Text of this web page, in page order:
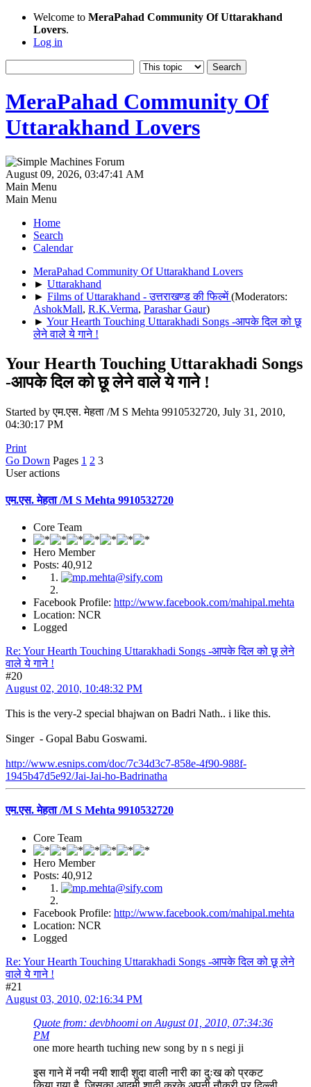
Welcome to MeraPahad Community Of Uttarakhand
Lovers.
Log in
MeraPahad Community Of
Uttarakhand Lovers
August 09, 2026, 03:47:41 AM
Main Menu
Main Menu
Home
Search
Calendar
MeraPahad Community Of Uttarakhand Lovers
► Uttarakhand
► Films of Uttarakhand - उत्तराखण्ड की फिल्में(Moderators:
AshokMall, R.K.Verma, Parashar Gaur)
► Your Hearth Touching Uttarakhadi Songs -आपके दिल को छू
लेने वाले ये गाने !
Your Hearth Touching Uttarakhadi Songs
-आपके दिल को छू लेने वाले ये गाने !
Started by एम.एस. मेहता /M S Mehta 9910532720, July 31, 2010,
04:30:17 PM
Print
Go Down Pages 1 2 3
User actions
एम.एस. मेहता /M S Mehta 9910532720
Core Team
Hero Member
Posts: 40,912
Facebook Profile: http://www.facebook.com/mahipal.mehta
Location: NCR
Logged
Re: Your Hearth Touching Uttarakhadi Songs -आपके दिल को छू लेने
वाले ये गाने !
#20
August 02, 2010, 10:48:32 PM
This is the very-2 special bhajwan on Badri Nath.. i like this.
Singer - Gopal Babu Goswami.
http://www.esnips.com/doc/7c34d3c7-858e-4f90-988f-
1945b47d5e92/Jai-Jai-ho-Badrinatha
एम.एस. मेहता /M S Mehta 9910532720
Core Team
Hero Member
Posts: 40,912
Facebook Profile: http://www.facebook.com/mahipal.mehta
Location: NCR
Logged
Re: Your Hearth Touching Uttarakhadi Songs -आपके दिल को छू लेने
वाले ये गाने !
#21
August 03, 2010, 02:16:34 PM
Quote from: devbhoomi on August 01, 2010, 07:34:36
PM
one more hearth tuching new song by n s negi ji
इस गाने में नयी नयी शादी शुदा वाली नारी का दुःख को प्रकट